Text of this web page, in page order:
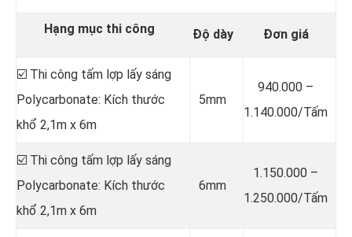
Hạng mục thi công Độ dày Đơn giá
☑️ Thi công tấm lợp lấy sáng
Polycarbonate: Kích thước
khổ 2,1m x 6m
5mm
940.000 –
1.140.000/Tấm
☑️ Thi công tấm lợp lấy sáng
Polycarbonate: Kích thước
khổ 2,1m x 6m
6mm
1.150.000 –
1.250.000/Tấm